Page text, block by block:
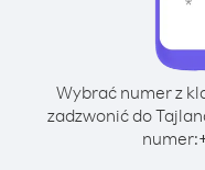
Wybrać numer z
zadzwonić do
numer: